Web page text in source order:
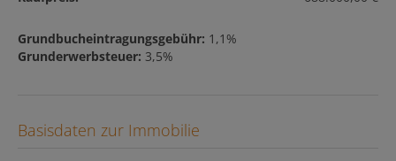
Grundbucheintragungsgebühr: 1,1%
Grunderwerbsteuer: 3,5%
Basisdaten zur Immobilie